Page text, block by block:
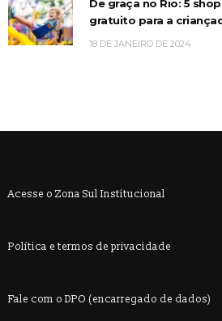
De graça no Rio: 5
gratuito para a
18 DE JANEIRO DE 2024
Acesse o Zona Sul Institucional
Política e termos de privacidade
Fale com o DPO (encarregado de dados)